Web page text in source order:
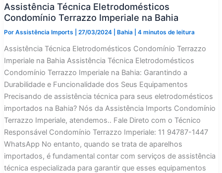
Assistência Técnica Eletrodomésticos
Condomínio Terrazzo Imperiale na Bahia
Por Assistência Imports 27/03/2024 Bahia 4 minutos de leitura
Assistência Técnica Eletrodomésticos Condomínio Terrazzo
Imperiale na Bahia Assistência Técnica Eletrodomésticos
Condomínio Terrazzo Imperiale na Bahia: Garantindo a
Durabilidade e Funcionalidade dos Seus Equipamentos
Precisando de assistência técnica para seus eletrodomésticos
importados na Bahia? Nós da Assistência Imports Condomínio
Terrazzo Imperiale, atendemos.. Fale Direto com o Técnico
Responsável Condomínio Terrazzo Imperiale: 11 94787-1447
WhatsApp No entanto, quando se trata de aparelhos
importados, é fundamental contar com serviços de assistência
técnica especializada para garantir que esses equipamentos